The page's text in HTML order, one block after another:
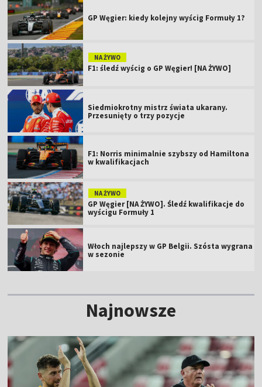
GP Węgier: kiedy kolejny wyścig Formuły 1?
NA ŻYWO
F1: śledź wyścig o GP Węgier! [NA ŻYWO]
Siedmiokrotny mistrz świata ukarany.
Przesunięty o trzy pozycje
F1: Norris minimalnie szybszy od Hamiltona
w kwalifikacjach
NA ŻYWO
GP Węgier [NA ŻYWO]. Śledź kwalifikacje do
wyścigu Formuły 1
Włoch najlepszy w GP Belgii. Szósta wygrana
w sezonie
Najnowsze